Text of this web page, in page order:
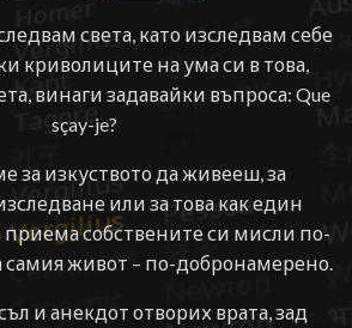
света, като изследвам себе
криволиците на ума си в това,
винаги задавайки въпроса: Que
sçay-je?
за изкуството да живееш, за
или за това как един
собствените си мисли по-
самия живот – по-добронамерено.
и анекдот отворих врата, зад